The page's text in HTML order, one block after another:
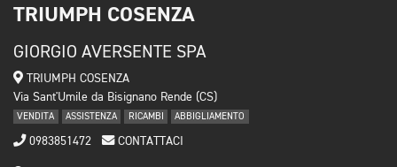
TRIUMPH COSENZA
GIORGIO AVERSENTE SPA
TRIUMPH COSENZA
Via Sant'Umile da Bisignano Rende (CS)
VENDITA ASSISTENZA RICAMBI ABBIGLIAMENTO
0983851472 CONTATTACI